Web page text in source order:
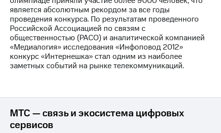
является абсолютным рекордом за все годы
проведения конкурса. По результатам проведенного
Российской Ассоциацией по связям с
общественностью (РАСО) и аналитической компанией
«Медиалогия» исследования «Инфоповод 2012»
конкурс «Интернешка» стал одним из наиболее
заметных событий на рынке телекоммуникаций.
МТС — связь и экосистема цифровых
сервисов